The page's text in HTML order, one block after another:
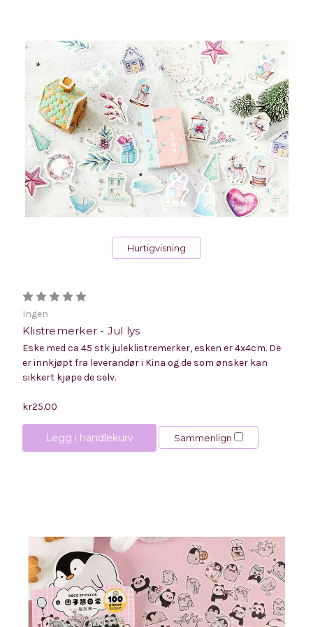
Hurtigvisning
Ingen
Klistremerker - Jul lys
Eske med ca 45 stk juleklistremerker, esken er 4x4cm. De
er innkjøpt fra leverandør i Kina og de som ønsker kan
sikkert kjøpe de selv.
kr25.00
Legg i handlekurv Sammenlign